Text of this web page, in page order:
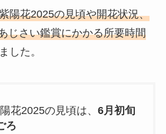
陽花2025の見頃や開花状況、
じさい鑑賞にかかる所要時間
した。
花2025の見頃は、 6月初旬
ろ